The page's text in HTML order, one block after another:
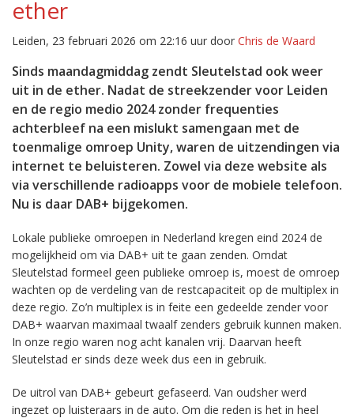
ether
Leiden, 23 februari 2026 om 22:16 uur door Chris de Waard
Sinds maandagmiddag zendt Sleutelstad ook weer
uit in de ether. Nadat de streekzender voor Leiden
en de regio medio 2024 zonder frequenties
achterbleef na een mislukt samengaan met de
toenmalige omroep Unity, waren de uitzendingen via
internet te beluisteren. Zowel via deze website als
via verschillende radioapps voor de mobiele telefoon.
Nu is daar DAB+ bijgekomen.
Lokale publieke omroepen in Nederland kregen eind 2024 de
mogelijkheid om via DAB+ uit te gaan zenden. Omdat
Sleutelstad formeel geen publieke omroep is, moest de omroep
wachten op de verdeling van de restcapaciteit op de multiplex in
deze regio. Zo’n multiplex is in feite een gedeelde zender voor
DAB+ waarvan maximaal twaalf zenders gebruik kunnen maken.
In onze regio waren nog acht kanalen vrij. Daarvan heeft
Sleutelstad er sinds deze week dus een in gebruik.
De uitrol van DAB+ gebeurt gefaseerd. Van oudsher werd
ingezet op luisteraars in de auto. Om die reden is het in heel